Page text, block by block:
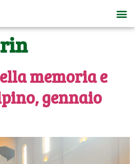
memoria e
gennaio